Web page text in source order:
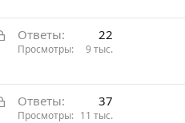
р
ыЗ
р
ы
Ответы 22
Просмотры 9 тыс.
З
Ответы 37
Просмотры 11 тыс.